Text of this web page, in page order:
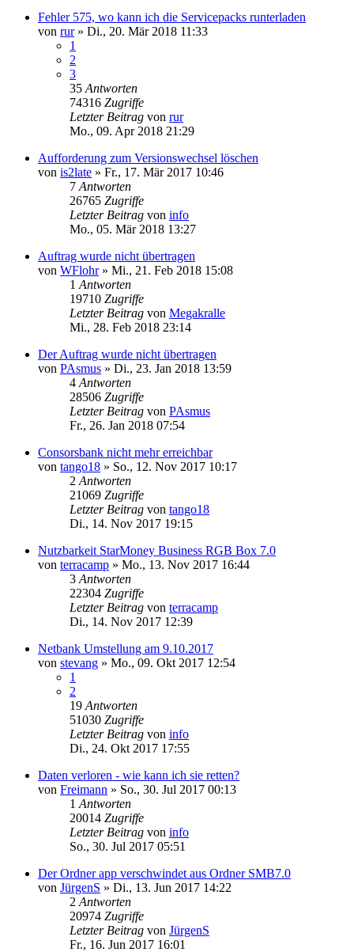
Fehler 575, wo kann ich die Servicepacks runterladen
von rur» Di., 20. Mär 2018 11:33
1
2
3
35 Antworten
74316 Zugriffe
Letzter Beitrag von rur
Mo., 09. Apr 2018 21:29
Aufforderung zum Versionswechsel löschen
von is2late » Fr., 17. Mär 2017 10:46
7 Antworten
26765 Zugriffe
Letzter Beitrag von info
Mo., 05. Mär 2018 13:27
Auftrag wurde nicht übertragen
von WFlohr» Mi., 21. Feb 2018 15:08
1 Antworten
19710 Zugriffe
Letzter Beitrag von Megakralle
Mi., 28. Feb 2018 23:14
Der Auftrag wurde nicht übertragen
von PAsmus » Di., 23. Jan 2018 13:59
4 Antworten
28506 Zugriffe
Letzter Beitrag von PAsmus
Fr., 26. Jan 2018 07:54
Consorsbank nicht mehr erreichbar
von tango18 » So., 12. Nov 2017 10:17
2 Antworten
21069 Zugriffe
Letzter Beitrag von tango18
Di., 14. Nov 2017 19:15
Nutzbarkeit StarMoney Business RGB Box 7.0
von terracamp » Mo., 13. Nov 2017 16:44
3 Antworten
22304 Zugriffe
Letzter Beitrag von terracamp
Di., 14. Nov 2017 12:39
Netbank Umstellung am 9.10.2017
von stevang » Mo., 09. Okt 2017 12:54
1
2
19 Antworten
51030 Zugriffe
Letzter Beitrag von info
Di., 24. Okt 2017 17:55
Daten verloren - wie kann ich sie retten?
von Freimann » So., 30. Jul 2017 00:13
1 Antworten
20014 Zugriffe
Letzter Beitrag von info
So., 30. Jul 2017 05:51
Der Ordner app verschwindet aus Ordner SMB7.0
von JürgenS » Di., 13. Jun 2017 14:22
2 Antworten
20974 Zugriffe
Letzter Beitrag von JürgenS
Fr., 16. Jun 2017 16:01